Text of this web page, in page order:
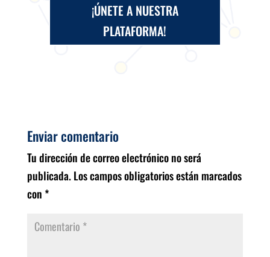
¡ÚNETE A NUESTRA
PLATAFORMA!
Enviar comentario
Tu dirección de correo electrónico no será
publicada. Los campos obligatorios están marcados
con *